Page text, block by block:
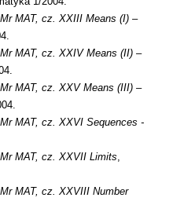
Mr MAT, cz. XXIII Means (I) –
Mr MAT, cz. XXIV Means (II) –
Mr MAT, cz. XXV Means (III) –
Mr MAT, cz. XXVI Sequences -
Mr MAT, cz. XXVII Limits,
Mr MAT, cz. XXVIII Number